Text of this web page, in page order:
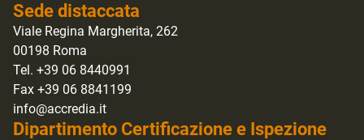
Sede distaccata
Viale Regina Margherita, 262
00198 Roma
Tel. +39 06 8440991
Fax +39 06 8841199
info@accredia.it
Dipartimento Certificazione e Ispezione